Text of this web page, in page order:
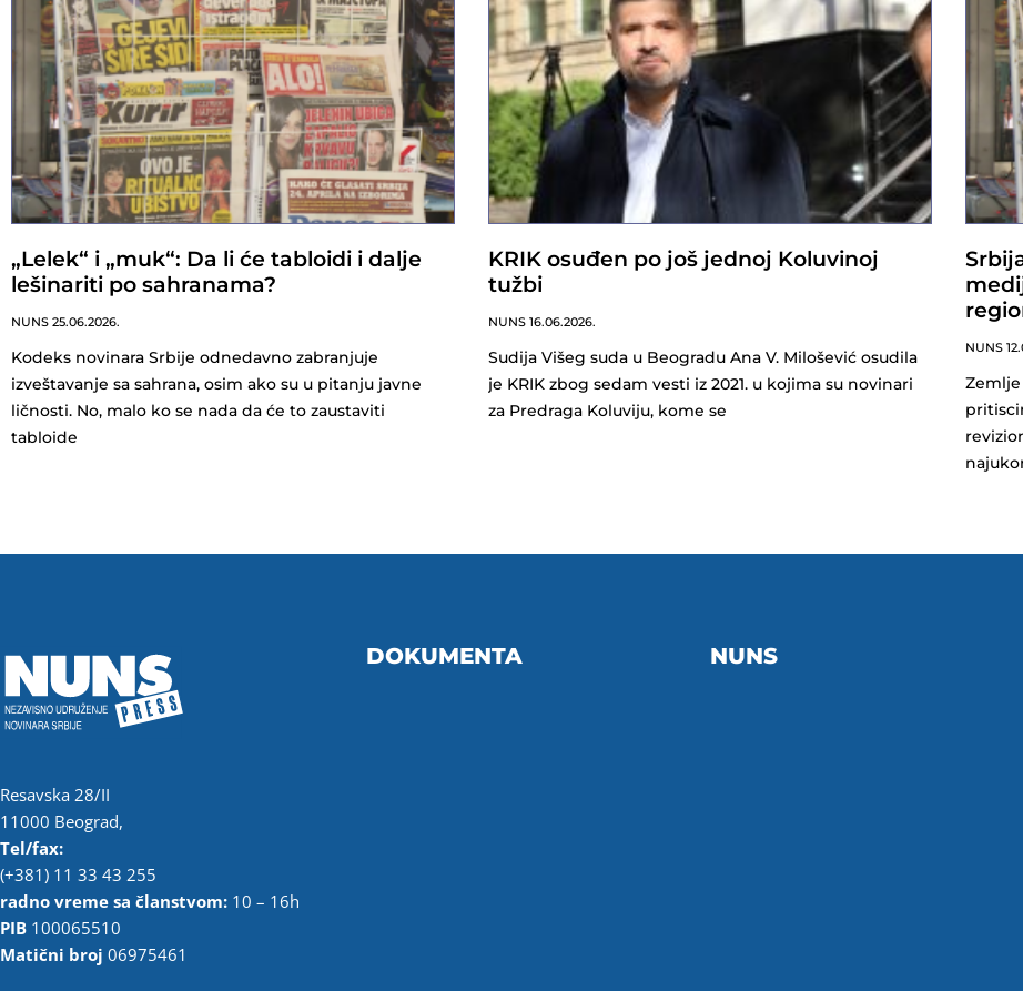
„Lelek“ i „muk“: Da li će tabloidi i dalje
lešinariti po sahranama?
NUNS 25.06.2026.
Kodeks novinara Srbije odnedavno zabranjuje
izveštavanje sa sahrana, osim ako su u pitanju javne
ličnosti. No, malo ko se nada da će to zaustaviti
tabloide
KRIK osuđen po još jednoj Koluvinoj
tužbi
NUNS 16.06.2026.
Sudija Višeg suda u Beogradu Ana V. Milošević osudila
je KRIK zbog sedam vesti iz 2021. u kojima su novinari
za Predraga Koluviju, kome se
NUNS
Resavska 28/II
11000 Beograd,
Tel/fax:
(+381) 11 33 43 255
radno vreme sa članstvom: 10 – 16h
PIB 100065510
Matični broj 06975461
DOKUMENTA NUNS